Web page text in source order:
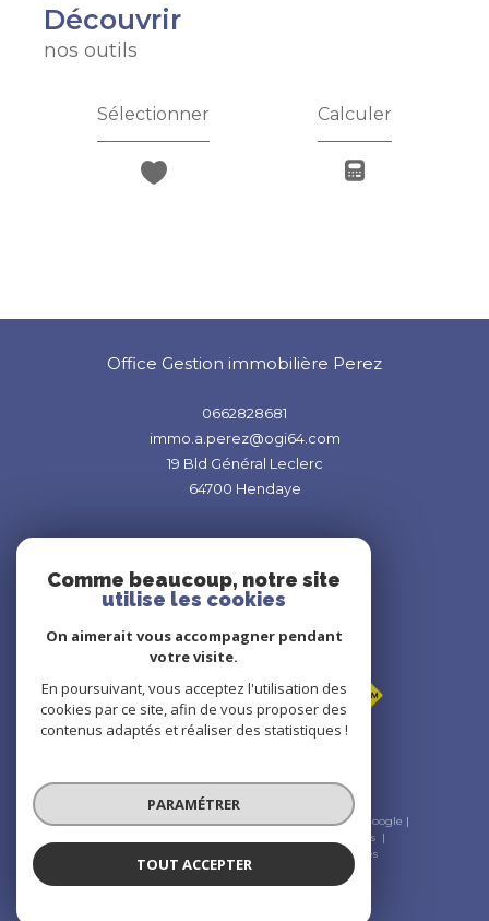
découvrir
nos outils
Sélectionner Calculer
Office Gestion immobilière Perez
0662828681
immo.a.perez@ogi64.com
19 Bld Général Leclerc
64700
Hendaye
Adhérents
© 2026 | Tous droits réservés | Traduction powered by Google |
Mentions légales
Cookies
Comme beaucoup, notre site
utilise les cookies
On aimerait vous accompagner pendant
votre visite.
En poursuivant, vous acceptez l'utilisation des
cookies par ce site, afin de vous proposer des
contenus adaptés et réaliser des statistiques !
PARAMÉTRER
TOUT ACCEPTER